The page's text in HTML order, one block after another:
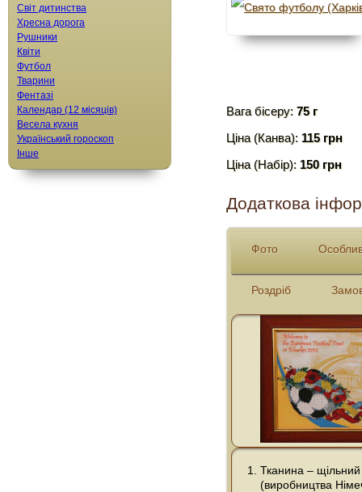
Вага бісеру: 75 г
Ціна (Канва): 115 грн
Ціна (Набір): 150 грн
Додаткова
Фото
Роздріб
Тканина –
(виробництва
Світ дитинства
Хресна дорога
Рушники
Квіти
Футбол
Тварини
Фентазі
Календар (12 місяців)
Весела кухня
Український гороскоп
Інше